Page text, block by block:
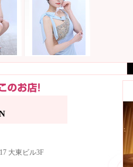
大東ビル3F